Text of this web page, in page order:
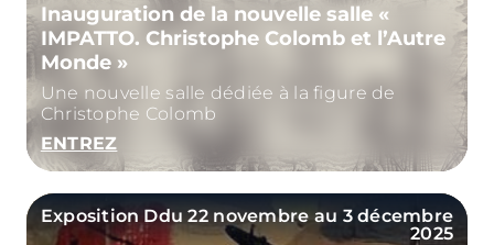
Inauguration de la nouvelle salle «
IMPATTO. Christophe Colomb et l’Autre
Monde »
Une nouvelle salle dédiée à la figure de
Christophe Colomb
ENTREZ
Exposition Ddu 22 novembre au 3 décembre
2025